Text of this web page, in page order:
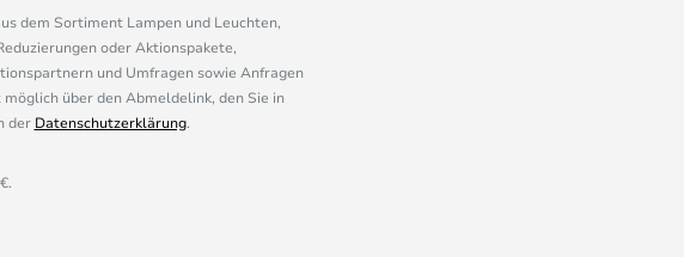
dem Sortiment Lampen und Leuchten,
oder Aktionspakete,
und Umfragen sowie Anfragen
über den Abmeldelink, den Sie in
der Datenschutzerklärung.